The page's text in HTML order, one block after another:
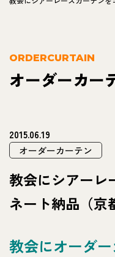
ORDERCURTAIN
オーダーカー
2015.06.19
オーダーカーテン
教会にシアーレ
ネート納品（京
教会にオーダ